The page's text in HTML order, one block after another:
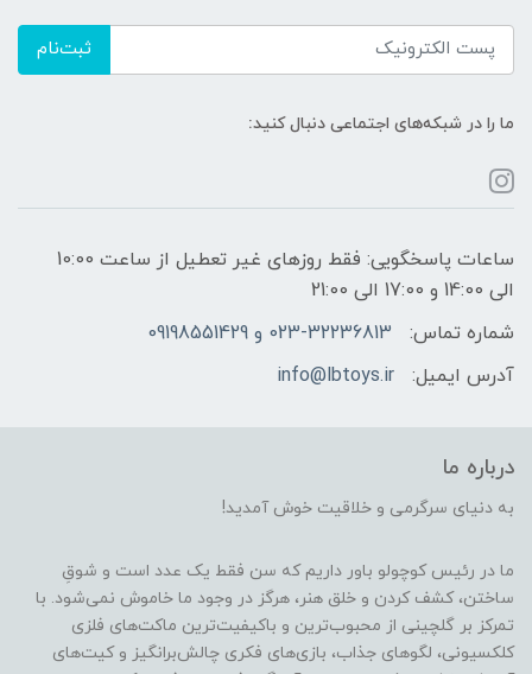
ثبت‌نام
ما را در شبکه‌های اجتماعی دنبال کنید:
ساعات پاسخگویی: فقط روزهای غیر تعطیل از ساعت 10:00
الی 14:00 و 17:00 الی 21:00
شماره تماس:
023-32236813 و 09198551429
آدرس ایمیل:
info@lbtoys.ir
درباره ما
به دنیای سرگرمی و خلاقیت خوش آمدید!
ما در رئیس کوچولو باور داریم که سن فقط یک عدد است و شوقِ
ساختن، کشف کردن و خلق هنر، هرگز در وجود ما خاموش نمی‌شود. با
تمرکز بر گلچینی از محبوب‌ترین و باکیفیت‌ترین ماکت‌های فلزی
کلکسیونی، لگوهای جذاب، بازی‌های فکری چالش‌برانگیز و کیت‌های